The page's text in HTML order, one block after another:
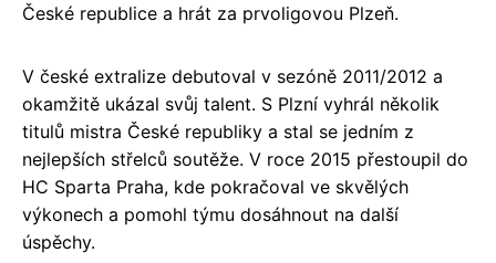
České republice a hrát za prvoligovou Plzeň.
V české extralize debutoval v sezóně 2011/2012 a
okamžitě ukázal svůj talent. S Plzní vyhrál několik
titulů mistra České republiky a stal se jedním z
nejlepších střelců soutěže. V roce 2015 přestoupil do
HC Sparta Praha, kde pokračoval ve skvělých
výkonech a pomohl týmu dosáhnout na další
úspěchy.